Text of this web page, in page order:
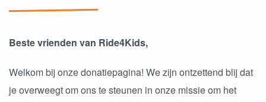
Beste vrienden van Ride4Kids,
Welkom bij onze donatiepagina! We zijn ontzettend blij dat
je overweegt om ons te steunen in onze missie om het